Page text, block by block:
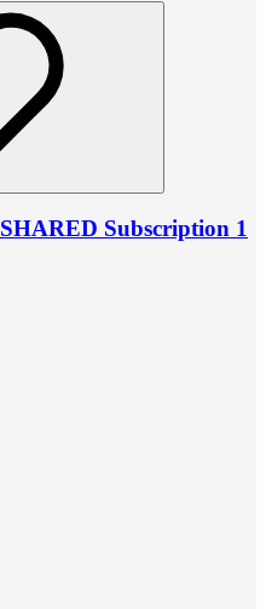
Subscription 1